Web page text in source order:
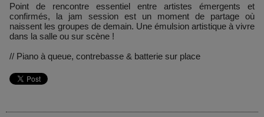
Point de rencontre essentiel entre artistes émergents et
confirmés, la jam session est un moment de partage où
naissent les groupes de demain. Une émulsion artistique à vivre
dans la salle ou sur scène !
// Piano à queue, contrebasse & batterie sur place